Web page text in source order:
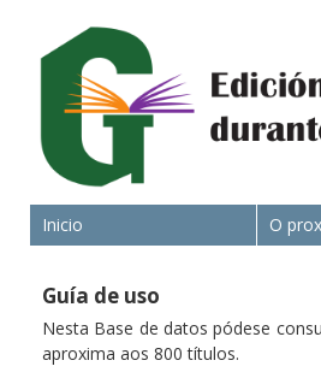
Inicio O
Guía de uso
Nesta Base de datos pódese
aproxima aos 800 títulos.